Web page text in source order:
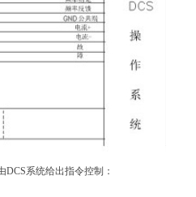
系统给出指令控制：